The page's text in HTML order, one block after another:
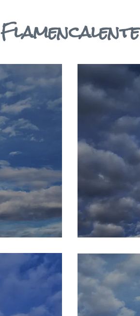
Flamencalente